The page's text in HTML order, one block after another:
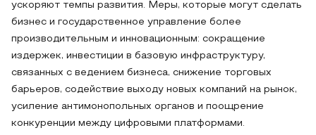
ускоряют темпы развития. Меры, которые могут сделать
бизнес и государственное управление более
производительным и инновационным: сокращение
издержек, инвестиции в базовую инфраструктуру,
связанных с ведением бизнеса, снижение торговых
барьеров, содействие выходу новых компаний на рынок,
усиление антимонопольных органов и поощрение
конкуренции между цифровыми платформами.